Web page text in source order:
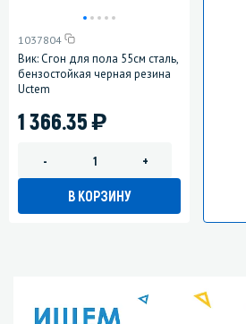
1037804
Вик: Сгон для пола 55см сталь,
бензостойкая черная резина
Uctem
1 366.35)
- +
В КОРЗИНУ